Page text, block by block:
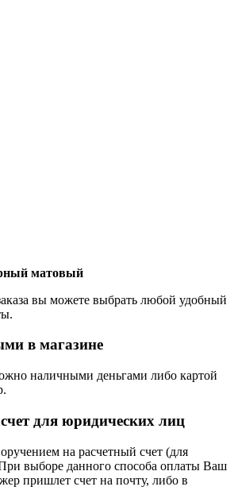
матовый
вы можете выбрать любой удобный
в магазине
наличными деньгами либо картой
для юридических лиц
на расчетный счет (для
выборе данного способа оплаты Ваш
пришлет счет на почту, либо в